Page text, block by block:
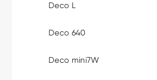
Deco L
Deco 640
Deco mini7W